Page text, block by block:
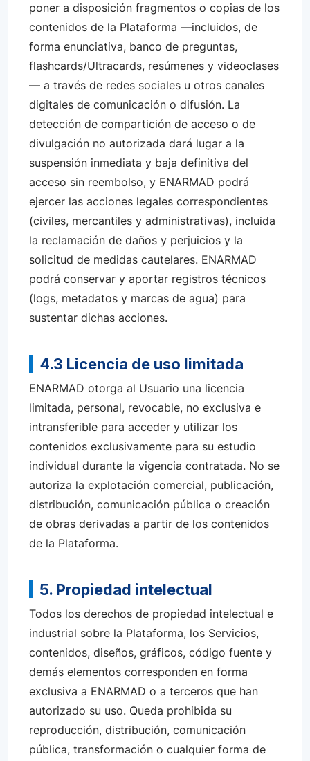
poner a disposición fragmentos o copias de los
contenidos de la Plataforma —incluidos, de
forma enunciativa, banco de preguntas,
flashcards/Ultracards, resúmenes y videoclases
— a través de redes sociales u otros canales
digitales de comunicación o difusión. La
detección de compartición de acceso o de
divulgación no autorizada dará lugar a la
suspensión inmediata y baja definitiva del
acceso sin reembolso, y ENARMAD podrá
ejercer las acciones legales correspondientes
(civiles, mercantiles y administrativas), incluida
la reclamación de daños y perjuicios y la
solicitud de medidas cautelares. ENARMAD
podrá conservar y aportar registros técnicos
(logs, metadatos y marcas de agua) para
sustentar dichas acciones.
4.3 Licencia de uso limitada
ENARMAD otorga al Usuario una licencia
limitada, personal, revocable, no exclusiva e
intransferible para acceder y utilizar los
contenidos exclusivamente para su estudio
individual durante la vigencia contratada. No se
autoriza la explotación comercial, publicación,
distribución, comunicación pública o creación
de obras derivadas a partir de los contenidos
de la Plataforma.
5. Propiedad intelectual
Todos los derechos de propiedad intelectual e
industrial sobre la Plataforma, los Servicios,
contenidos, diseños, gráficos, código fuente y
demás elementos corresponden en forma
exclusiva a ENARMAD o a terceros que han
autorizado su uso. Queda prohibida su
reproducción, distribución, comunicación
pública, transformación o cualquier forma de